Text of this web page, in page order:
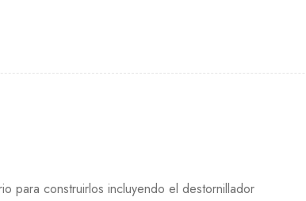
para construirlos incluyendo el destornillador